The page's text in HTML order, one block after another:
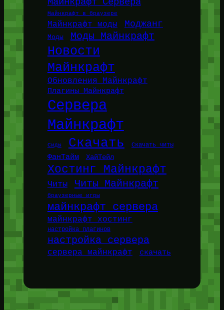
Майнкрафт в браузере
Майнкрафт моды Моджанг
Моды Моды Майнкрафт
Новости
Майнкрафт
Обновления Майнкрафт
Плагины Майнкрафт
Сервера
Майнкрафт
Сиды Скачать Скачать читы
ФанТайм ХайТейл
Хостинг Майнкрафт
Читы Читы Майнкрафт
браузерные игры
майнкрафт сервера
майнкрафт хостинг
настройка плагинов
настройка сервера
сервера майнкрафт скачать